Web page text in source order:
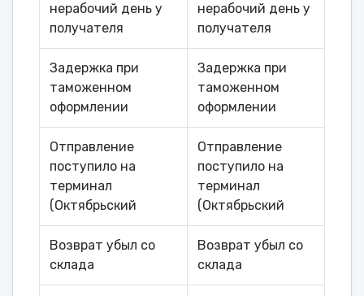
нерабочий день у
получателя
нерабочий день у
получателя
Задержка при
таможенном
оформлении
Задержка при
таможенном
оформлении
Отправление
поступило на
терминал
(Октябрьский
Отправление
поступило на
терминал
(Октябрьский
Возврат убыл со
склада
Возврат убыл со
склада